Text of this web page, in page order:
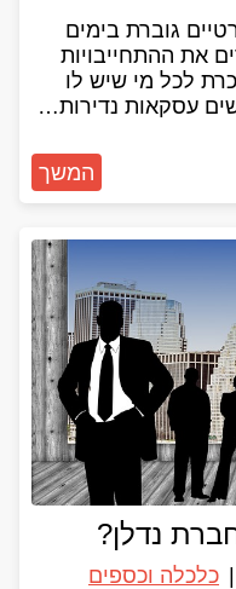
גוברת בימים
את ההתחייבויות
לכל מי שיש לו
עסקאות נדירות…
המשך
נדלן?
כלכלה וכספים